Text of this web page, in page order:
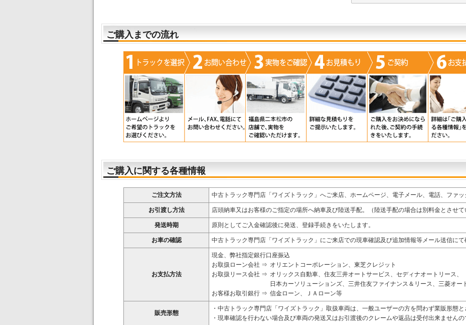
ご購入までの流れ
ご購入に関する各種情報
ご注文方法 中古トラック専門店「ワイズトラック」へご来店、ホームページ、電子メール、電話、ファ
お引渡し方法 店頭納車又はお客様のご指定の場所へ納車及び陸送手配。（陸送手配の場合は別料金とさせて
発送時期 原則としてご入金確認後に発送、登録手続きをいたします。
お車の確認 中古トラック専門店「ワイズトラック」にご来店での現車確認及び追加情報等メール送信にて
お支払方法
現金、弊社指定銀行口座振込
お取扱ローン会社 ⇒ オリエントコーポレーション、東芝クレジット
お取扱リース会社 ⇒ オリックス自動車、住友三井オートサービス、セディナオートリース、
日本カーソリューションズ、三井住友ファイナンス＆リース、三菱オー
お客様お取引銀行 ⇒ 信金ローン、ＪＡローン等
販売形態
・中古トラック専門店「ワイズトラック」取扱車両は、一般ユーザーの方を問わず業販形態と
・現車確認を行わない場合及び車両の発送又はお引渡後のクレームや返品は受付出来ませんの